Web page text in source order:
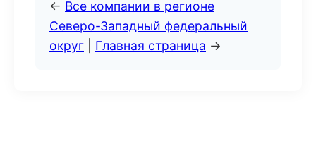
← Все компании в регионе
Северо-Западный федеральный
округ
Главная страница →